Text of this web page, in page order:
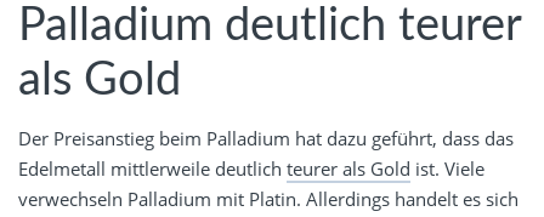
Palladium deutlich teurer
als Gold
Der Preisanstieg beim Palladium hat dazu geführt, dass das
Edelmetall mittlerweile deutlich teurer als Gold ist. Viele
verwechseln Palladium mit Platin. Allerdings handelt es sich